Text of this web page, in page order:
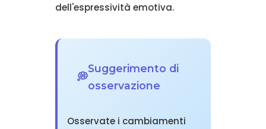
dell'espressività emotiva.
Suggerimento di
osservazione
Osservate i cambiamenti